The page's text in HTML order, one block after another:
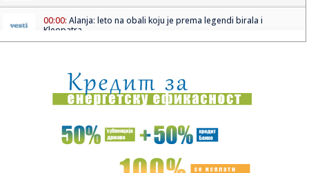
00:00: Alanja: leto na obali koju je prema legendi birala i
Kleopatra
23:54:Granična policija upozorila BiH: Nova oprema neophodna
na prelaz...
23:54:Evropom se širi ultrasnažna droga, raste broj mrtvih
Republika Srpska modernizuje policiju u saradnji s